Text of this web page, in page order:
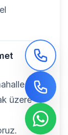
üzere